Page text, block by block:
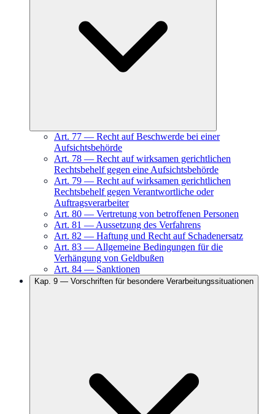
Art. 77 — Recht auf Beschwerde bei einer
Aufsichtsbehörde
Art. 78 — Recht auf wirksamen gerichtlichen
Rechtsbehelf gegen eine Aufsichtsbehörde
Art. 79 — Recht auf wirksamen gerichtlichen
Rechtsbehelf gegen Verantwortliche oder
Auftragsverarbeiter
Art. 80 — Vertretung von betroffenen Personen
Art. 81 — Aussetzung des Verfahrens
Art. 82 — Haftung und Recht auf Schadenersatz
Art. 83 — Allgemeine Bedingungen für die
Verhängung von Geldbußen
Art. 84 — Sanktionen
Kap. 9 — Vorschriften für besondere Verarbeitungssituationen